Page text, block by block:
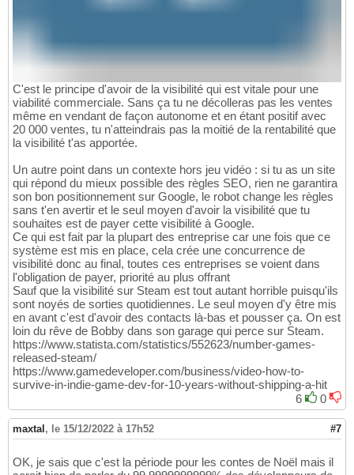
C'est le principe d'avoir de la visibilité qui est vitale pour une
viabilité commerciale. Sans ça tu ne décolleras pas les ventes
même en vendant de façon autonome et en étant positif avec
20 000 ventes, tu n'atteindrais pas la moitié de la rentabilité que
la visibilité t'as apportée.
Un autre point dans un contexte hors jeu vidéo : si tu as un site
qui répond du mieux possible des règles SEO, rien ne garantira
son bon positionnement sur Google, le robot change les règles
sans t'en avertir et le seul moyen d'avoir la visibilité que tu
souhaites est de payer cette visibilité à Google.
Ce qui est fait par la plupart des entreprise car une fois que ce
système est mis en place, cela crée une concurrence de
visibilité donc au final, toutes ces entreprises se voient dans
l'obligation de payer, priorité au plus offrant
Sauf que la visibilité sur Steam est tout autant horrible puisqu'ils
sont noyés de sorties quotidiennes. Le seul moyen d'y être mis
en avant c'est d'avoir des contacts là-bas et pousser ça. On est
loin du rêve de Bobby dans son garage qui perce sur Steam.
https://www.statista.com/statistics/552623/number-games-
released-steam/
https://www.gamedeveloper.com/business/video-how-to-
survive-in-indie-game-dev-for-10-years-without-shipping-a-hit
6
0
maxtal , le 15/12/2022 à 17h52 #7
OK, je sais que c'est la période pour les contes de Noël mais il